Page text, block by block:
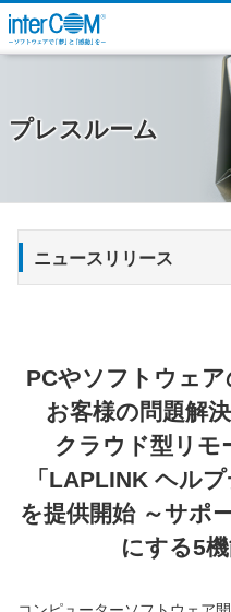
プレスルーム
ニュースリリース
PCやソフトウェ
お客様の問題解
クラウド型リモ
「LAPLINK ヘル
を提供開始 ～サポ
にする5